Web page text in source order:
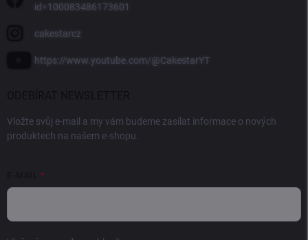
id=100083486173601
cakestarcz
https://www.youtube.com/@CakestarYT
Vložte svůj e-mail a my vám budeme zasílat informace o nových
produktech na našem e-shopu.